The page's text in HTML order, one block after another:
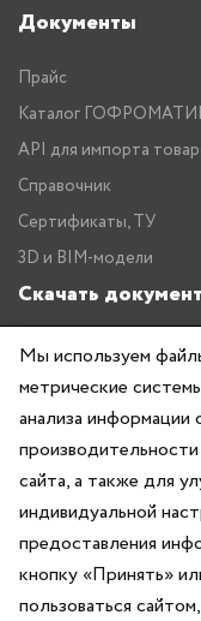
Документы
Прайс
Каталог
API для импорта
Справочник
Сертификаты, ТУ
3D и BIM-модели
Скачать
Прайс
Каталог
Copyright © 2026 —
Мы используем
метрические
анализа информации
сайта, а также для
индивидуальной
предоставления
кнопку «Принять»
пользоваться